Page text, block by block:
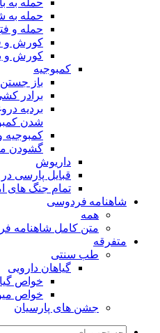
حمله به
حمله
حمله و
کورش و
کورش و
کمبوجیه
باز جستن
برادر
بردیه
شدن
کمبوجیه
گشودن
داریوش
قبایل پارسی
تمام جنگ های
شاهنامه فردوسی
همه
متن کامل شاهنامه
متفرقه
طب سنتی
گیاهان دارویی
خواص
خواص
جشن های پارسیان